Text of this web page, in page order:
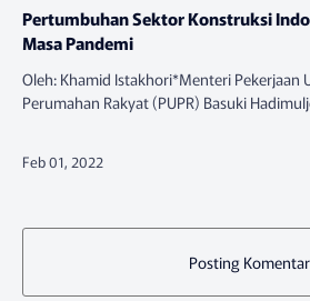
Pertumbuhan Sektor Konstruksi
Masa Pandemi
Oleh: Khamid Istakhori*Menteri Pekerjaan
Perumahan Rakyat (PUPR) Basuki
Posting Komentar